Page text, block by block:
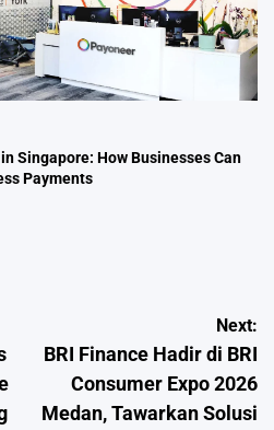
Singapore: How Businesses Can
Payments
Next:
BRI Finance Hadir di BRI
Consumer Expo 2026
Medan, Tawarkan Solusi